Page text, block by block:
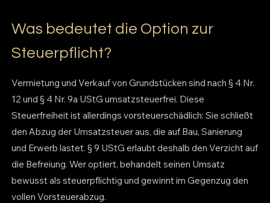
Was bedeutet die Option zur
Steuerpflicht?
Vermietung und Verkauf von Grundstücken sind nach § 4 Nr.
12 und § 4 Nr. 9a UStG umsatzsteuerfrei. Diese
Steuerfreiheit ist allerdings vorsteuerschädlich: Sie schließt
den Abzug der Umsatzsteuer aus, die auf Bau, Sanierung
und Erwerb lastet. § 9 UStG erlaubt deshalb den Verzicht auf
die Befreiung. Wer optiert, behandelt seinen Umsatz
bewusst als steuerpflichtig und gewinnt im Gegenzug den
vollen Vorsteuerabzug.